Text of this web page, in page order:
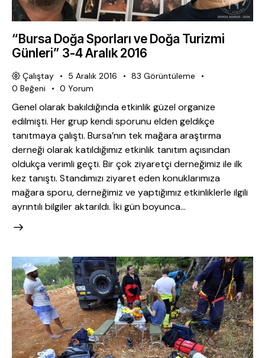
“Bursa Doğa Sporları ve Doğa Turizmi
Günleri” 3-4 Aralık 2016
Çalıştay 5 Aralık 2016 83 Görüntüleme
0 Beğeni 0 Yorum
Genel olarak bakıldığında etkinlik güzel organize
edilmişti. Her grup kendi sporunu elden geldikçe
tanıtmaya çalıştı. Bursa’nın tek mağara araştırma
derneği olarak katıldığımız etkinlik tanıtım açısından
oldukça verimli geçti. Bir çok ziyaretçi derneğimiz ile ilk
kez tanıştı. Standımızı ziyaret eden konuklarımıza
mağara sporu, derneğimiz ve yaptığımız etkinliklerle ilgili
ayrıntılı bilgiler aktarıldı. İki gün boyunca…